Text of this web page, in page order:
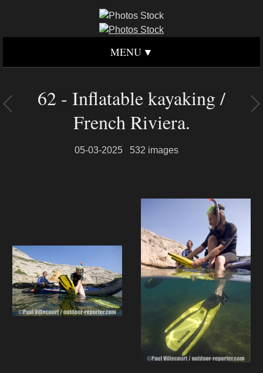
MENU
62 - Inflatable kayaking /
French Riviera.
05-03-2025 532 images